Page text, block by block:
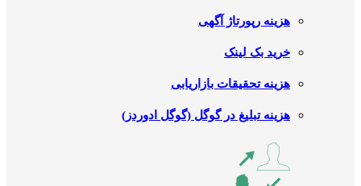
هزینه رپورتاژ آگهی
خرید بک لینک
هزینه تحقیقات بازاریابی
هزینه تبلیغ در گوگل (گوگل ادوردز)